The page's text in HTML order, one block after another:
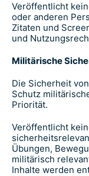
Veröffentlicht
oder anderen
Zitaten und
und
Militärische
Die Sicherheit
Schutz
Priorität.
Veröffentlicht
Übungen,
militärisch
Inhalte werden